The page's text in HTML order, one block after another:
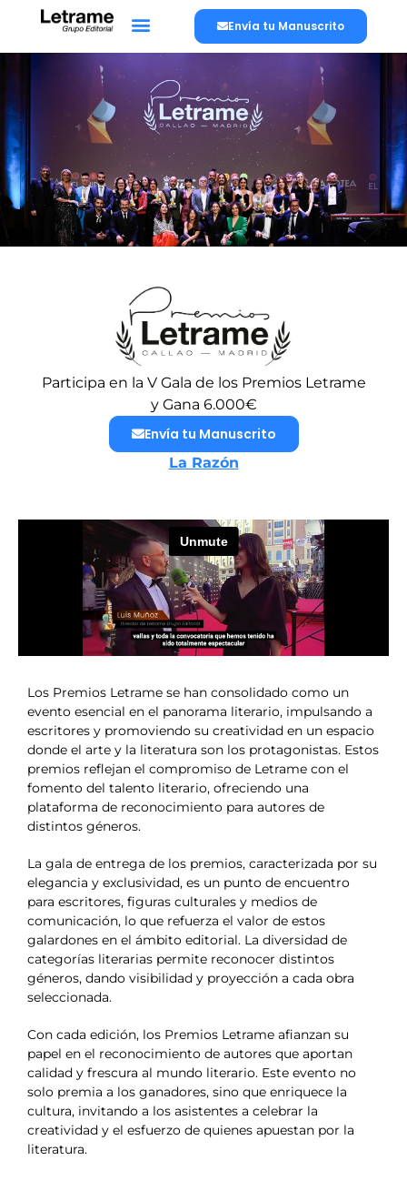
Envía tu Manuscrito
Participa en la V Gala de los Premios Letrame
y Gana 6.000€
Envía tu Manuscrito
La Razón
Los Premios Letrame se han consolidado como un
evento esencial en el panorama literario, impulsando a
escritores y promoviendo su creatividad en un espacio
donde el arte y la literatura son los protagonistas. Estos
premios reflejan el compromiso de Letrame con el
fomento del talento literario, ofreciendo una
plataforma de reconocimiento para autores de
distintos géneros.
La gala de entrega de los premios, caracterizada por su
elegancia y exclusividad, es un punto de encuentro
para escritores, figuras culturales y medios de
comunicación, lo que refuerza el valor de estos
galardones en el ámbito editorial. La diversidad de
categorías literarias permite reconocer distintos
géneros, dando visibilidad y proyección a cada obra
seleccionada.
Con cada edición, los Premios Letrame afianzan su
papel en el reconocimiento de autores que aportan
calidad y frescura al mundo literario. Este evento no
solo premia a los ganadores, sino que enriquece la
cultura, invitando a los asistentes a celebrar la
creatividad y el esfuerzo de quienes apuestan por la
literatura.